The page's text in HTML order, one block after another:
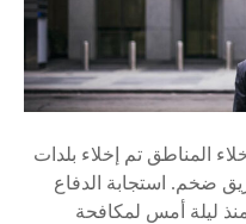
المناطق تم إخلاء بلدات
ضخم. استجابة الدفاع
ليلة أمس لمكافحة